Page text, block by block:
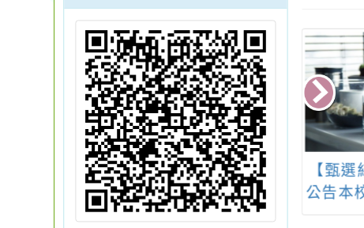
育部修正106
日函示教師涉
件是否情節重
轉知：大陸委員會
「強化公務員赴陸港
澳管理機制」精進措
【甄
公告本